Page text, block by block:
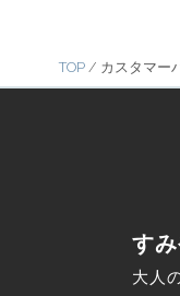
TOP カスタマー
す
大人